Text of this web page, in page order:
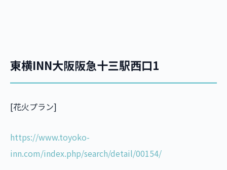
東横INN大阪阪急十三駅西口1
[花火プラン]
https://www.toyoko-
inn.com/index.php/search/detail/00154/